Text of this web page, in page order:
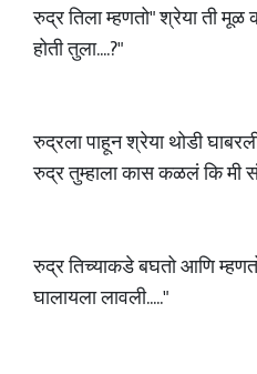
रुद्र तिला म्हणतो" श्रेया ती
होती तुला....?"
रुद्रला पाहून श्रेया थोडी
रुद्र तुम्हाला कास कळलं कि मी
रुद्र तिच्याकडे बघतो आणि
घालायला लावली....."